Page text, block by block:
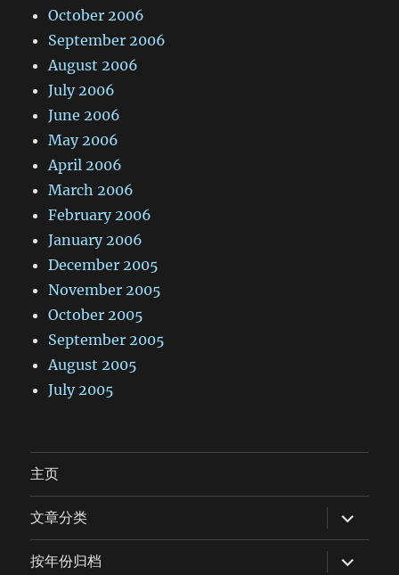
October 2006
September 2006
August 2006
July 2006
June 2006
May 2006
April 2006
March 2006
February 2006
January 2006
December 2005
November 2005
October 2005
September 2005
August 2005
July 2005
主页
文章分类
expand
child
menu
按年份归档
expand
child